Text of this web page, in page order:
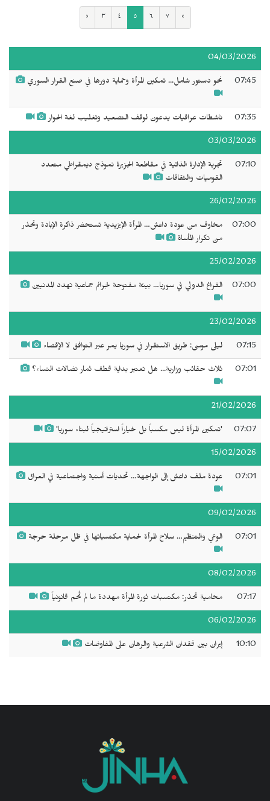
‹ ٣ ٤ ٥ ٦ ٧ ›
04/03/2026
07:45 نحو دستور شامل... تمكين المرأة وحماية دورها في صنع القرار السوري
07:35 ناشطات عراقيات يدعون لوقف التصعيد وتغليب لغة الحوار
03/03/2026
07:10
تجربة الإدارة الذاتية في مقاطعة الجزيرة نموذج ديمقراطي متعدد
القوميات والثقافات
26/02/2026
07:00
مخاوف من عودة داعش… المرأة الإيزيدية تستحضر ذاكرة الإبادة وتحذر
من تكرار المأساة
25/02/2026
07:00 الفراغ الدولي في سوريا… بيئة مفتوحة لجرائم جماعية تهدد المدنيين
23/02/2026
07:15 ليلى موسى: طريق الاستقرار في سوريا يمر عبر التوافق لا الإقصاء
07:01 ثلاث حقائب وزارية... هل تعتبر بداية قطف ثمار نضالات النساء؟
21/02/2026
07:07 'تمكين المرأة ليس مكسباً بل خياراً استراتيجياً لبناء سوريا'
15/02/2026
07:01 عودة ملف داعش إلى الواجهة… تحديات أمنية واجتماعية في العراق
09/02/2026
07:01 الوعي والتنظيم… سلاح المرأة لحماية مكتسباتها في ظل مرحلة حرجة
08/02/2026
07:17 محامية تحذر: مكتسبات ثورة المرأة مهددة ما لم تُحم قانونياً
06/02/2026
10:10 إيران بين فقدان الشرعية والرهان على المفاوضات